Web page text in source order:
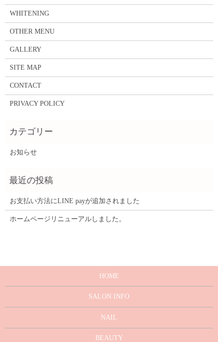
WHITENING
OTHER MENU
GALLERY
SITE MAP
CONTACT
PRIVACY POLICY
お知らせ
お支払い方法にLINE payが追加されました
ホームページリニューアルしました。
HOME
SALON INFO
NAIL
BEAUTY